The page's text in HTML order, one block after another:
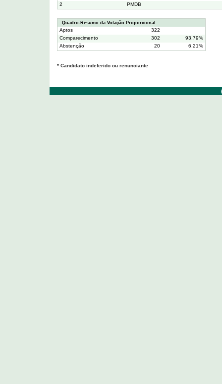
2
PMDB
Quadro-Resumo da Votação Proporcional
Aptos
322
Comparecimento
302
93.79%
Abstenção
20 6.21%
* Candidato indeferido ou renunciante